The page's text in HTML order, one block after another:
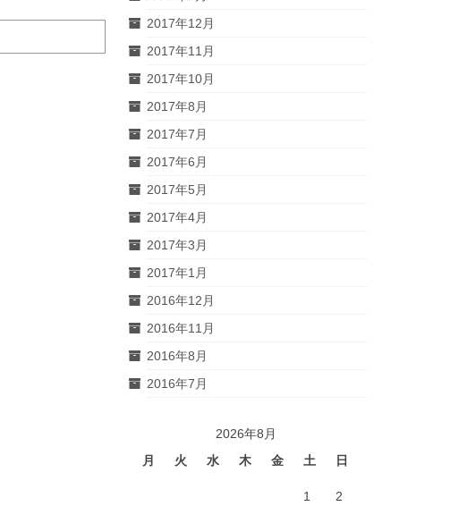
2017年12月
2017年11月
2017年10月
2017年8月
2017年7月
2017年6月
2017年5月
2017年4月
2017年3月
2017年1月
2016年12月
2016年11月
2016年8月
2016年7月
2026年8月
月
火 水 木 金 土 日
1 2